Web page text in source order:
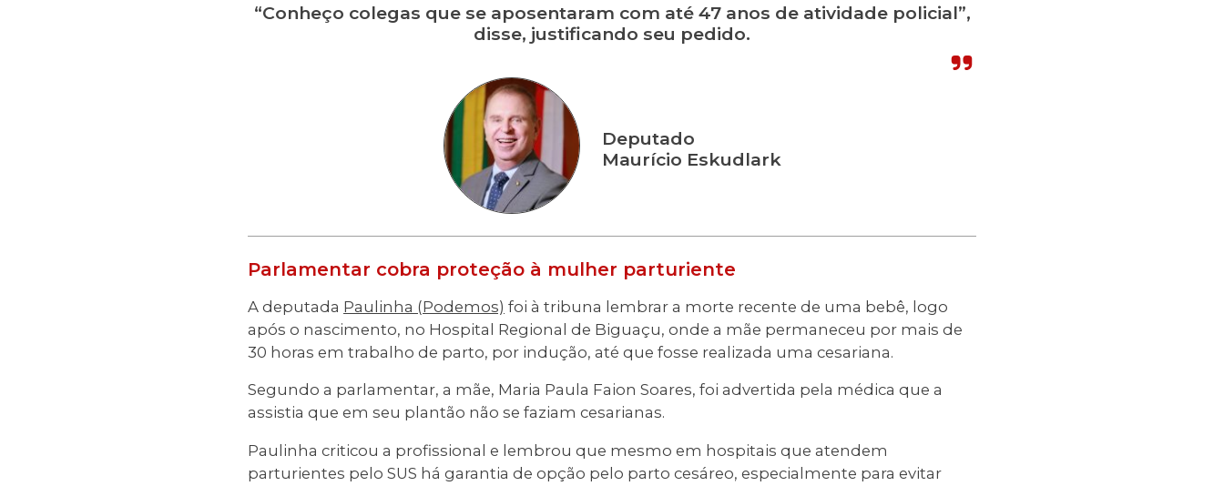
“Conheço colegas que se aposentaram com até 47 anos de atividade policial”,
disse, justificando seu pedido.
Deputado
Maurício Eskudlark
Parlamentar cobra proteção à mulher parturiente
A deputada Paulinha (Podemos) foi à tribuna lembrar a morte recente de uma bebê, logo
após o nascimento, no Hospital Regional de Biguaçu, onde a mãe permaneceu por mais de
30 horas em trabalho de parto, por indução, até que fosse realizada uma cesariana.
Segundo a parlamentar, a mãe, Maria Paula Faion Soares, foi advertida pela médica que a
assistia que em seu plantão não se faziam cesarianas.
Paulinha criticou a profissional e lembrou que mesmo em hospitais que atendem
parturientes pelo SUS há garantia de opção pelo parto cesáreo, especialmente para evitar